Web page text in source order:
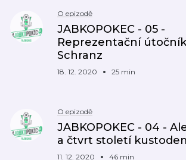
O epizodě
JABKOPOKEC - 05 -
Reprezentační
Schranz
18. 12. 2020 25 min
O epizodě
JABKOPOKEC - 04 -
a čtvrt století
11. 12. 2020 46 min